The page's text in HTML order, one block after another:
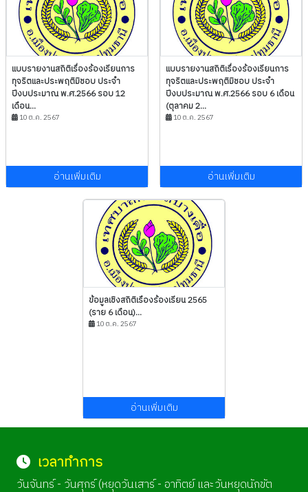
แบบรายงานสถิติเรื่องร้องเรียนการ
ทุจริตและประพฤติมิชอบ ประจำ
ปีงบประมาณ พ.ศ.2566 รอบ 12
เดือน...
10 ต.ค. 2567
อ่านเพิ่มเติม
แบบรายงานสถิติเรื่องร้องเรียนการ
ทุจริตและประพฤติมิชอบ ประจำ
ปีงบประมาณ พ.ศ.2566 รอบ 6 เดือน
(ตุลาคม 2...
10 ต.ค. 2567
อ่านเพิ่มเติม
ข้อมูลเชิงสถิติเรืองร้องเรียน 2565
(ราย 6 เดือน)...
10 ต.ค. 2567
อ่านเพิ่มเติม
เวลาทำการ
วันจันทร์ - วันศุกร์ (หยุดวันเสาร์ - อาทิตย์ และวันหยุดนักขัต